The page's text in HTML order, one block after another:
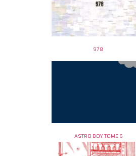
978
ASTRO BOY TOME 6